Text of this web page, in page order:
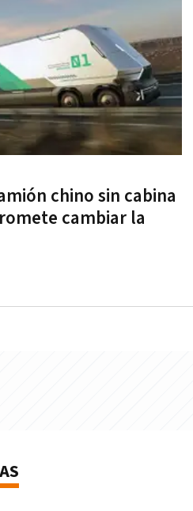
chino sin cabina
cambiar la